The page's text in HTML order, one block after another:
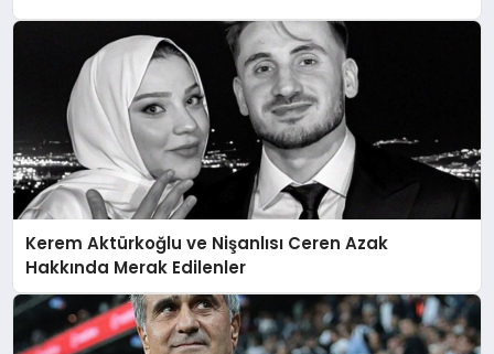
Kerem Aktürkoğlu ve Nişanlısı Ceren Azak
Hakkında Merak Edilenler